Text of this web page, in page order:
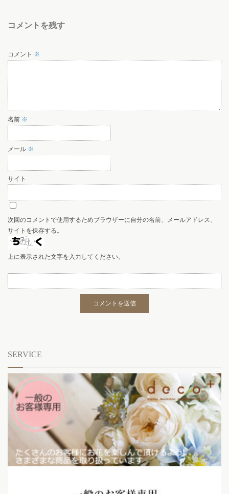
コメントを残す
コメント ※
名前 ※
メール ※
サイト
次回のコメントで使用するためブラウザーに自分の名前、メールアドレス、
サイトを保存する。
上に表示された文字を入力してください。
SERVICE